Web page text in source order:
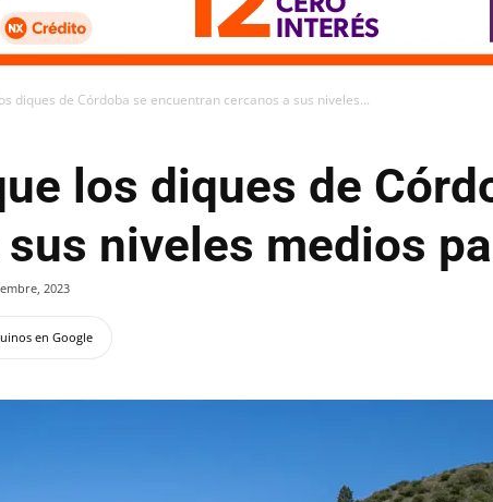
diques de Córdoba se encuentran cercanos a sus niveles...
los diques de
niveles medios
2023
en Google